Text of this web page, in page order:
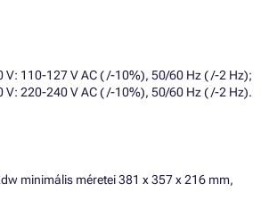
V: 110-127 V AC ( /-10%), 50/60 Hz ( /-2 Hz);
V: 220-240 V AC ( /-10%), 50/60 Hz ( /-2 Hz).
minimális méretei 381 x 357 x 216 mm,